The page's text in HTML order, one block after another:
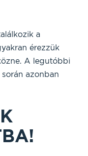
a
érezzük
A legutóbbi
azonban